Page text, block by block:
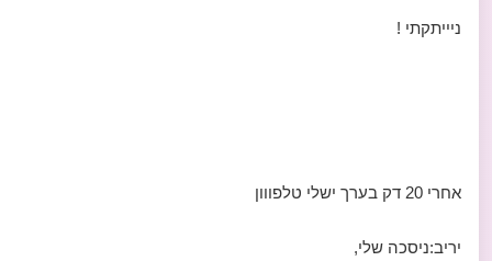
ניייתקתי !
אחרי 20 דק בערך ישלי טלפווון
יריב:ניסכה שלי,